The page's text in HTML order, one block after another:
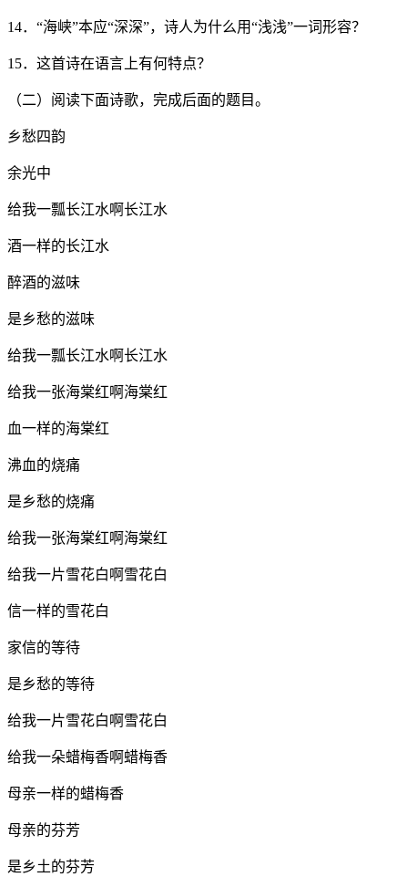
14．“海峡”本应“深深”，诗人为什么用“浅浅”一词形容？
15．这首诗在语言上有何特点？
（二）阅读下面诗歌，完成后面的题目。
乡愁四韵
余光中
给我一瓢长江水啊长江水
酒一样的长江水
醉酒的滋味
是乡愁的滋味
给我一瓢长江水啊长江水
给我一张海棠红啊海棠红
血一样的海棠红
沸血的烧痛
是乡愁的烧痛
给我一张海棠红啊海棠红
给我一片雪花白啊雪花白
信一样的雪花白
家信的等待
是乡愁的等待
给我一片雪花白啊雪花白
给我一朵蜡梅香啊蜡梅香
母亲一样的蜡梅香
母亲的芬芳
是乡土的芬芳